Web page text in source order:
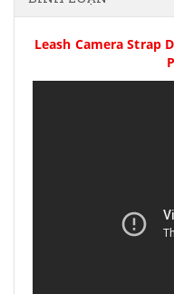
Leash Camera Strap